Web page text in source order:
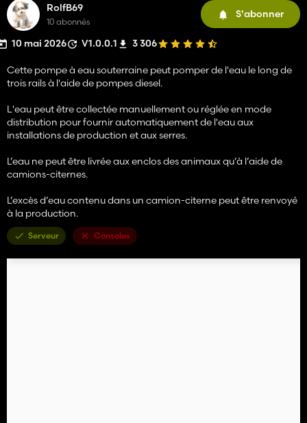
RolfB69
10 abonnés
S'abonner
10 mai 2026 V1.0.0.1 3 306
Cette pompe à eau souterraine peut pomper de l'eau le long de
trois rails à l'aide de pompes diesel.
L'eau peut être collectée manuellement ou réglée en mode
distribution pour fournir automatiquement de l'eau aux
installations de production et aux serres.
L’eau ne peut être livrée aux enclos des animaux qu’à l’aide de
camions-citernes.
L’excès d’eau contenu dans un camion-citerne peut être renvoyé
à la production.
Serveur Consoles